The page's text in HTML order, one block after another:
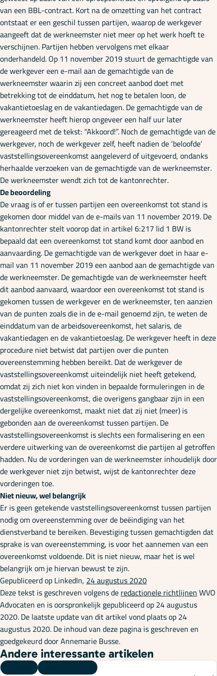
van een BBL-contract. Kort na de omzetting van het contract
ontstaat er een geschil tussen partijen, waarop de werkgever
aangeeft dat de werkneemster niet meer op het werk hoeft te
verschijnen. Partijen hebben vervolgens met elkaar
onderhandeld. Op 11 november 2019 stuurt de gemachtigde van
de werkgever een e-mail aan de gemachtigde van de
werkneemster waarin zij een concreet aanbod doet met
betrekking tot de einddatum, het nog te betalen loon, de
vakantietoeslag en de vakantiedagen. De gemachtigde van de
werkneemster heeft hierop ongeveer een half uur later
gereageerd met de tekst: “Akkoord!”. Noch de gemachtigde van de
werkgever, noch de werkgever zelf, heeft nadien de ‘beloofde’
vaststellingsovereenkomst aangeleverd of uitgevoerd, ondanks
herhaalde verzoeken van de gemachtigde van de werkneemster.
De werkneemster wendt zich tot de kantonrechter.
De beoordeling
De vraag is of er tussen partijen een overeenkomst tot stand is
gekomen door middel van de e-mails van 11 november 2019. De
kantonrechter stelt voorop dat in artikel 6:217 lid 1 BW is
bepaald dat een overeenkomst tot stand komt door aanbod en
aanvaarding. De gemachtigde van de werkgever doet in haar e-
mail van 11 november 2019 een aanbod aan de gemachtigde van
de werkneemster. De gemachtigde van de werkneemster heeft
dit aanbod aanvaard, waardoor een overeenkomst tot stand is
gekomen tussen de werkgever en de werkneemster, ten aanzien
van de punten zoals die in de e-mail genoemd zijn, te weten de
einddatum van de arbeidsovereenkomst, het salaris, de
vakantiedagen en de vakantietoeslag. De werkgever heeft in deze
procedure niet betwist dat partijen over die punten
overeenstemming hebben bereikt. Dat de werkgever de
vaststellingsovereenkomst uiteindelijk niet heeft getekend,
omdat zij zich niet kon vinden in bepaalde formuleringen in de
vaststellingsovereenkomst, die overigens gangbaar zijn in een
dergelijke overeenkomst, maakt niet dat zij niet (meer) is
gebonden aan de overeenkomst tussen partijen. De
vaststellingsovereenkomst is slechts een formalisering en een
verdere uitwerking van de overeenkomst die partijen al getroffen
hadden. Nu de vorderingen van de werkneemster inhoudelijk door
de werkgever niet zijn betwist, wijst de kantonrechter deze
vorderingen toe.
Niet nieuw, wel belangrijk
Er is geen getekende vaststellingsovereenkomst tussen partijen
nodig om overeenstemming over de beëindiging van het
dienstverband te bereiken. Bevestiging tussen gemachtigden dat
sprake is van overeenstemming, is voor het aannemen van een
overeenkomst voldoende. Dit is niet nieuw, maar het is wel
belangrijk om je hiervan bewust te zijn.
Gepubliceerd op LinkedIn,24 augustus 2020
Deze tekst is geschreven volgens deredactionele richtlijnenWVO
Advocaten en is oorspronkelijk gepubliceerd op 24 augustus
2020. De laatste update van dit artikel vond plaats op 24
augustus 2020. De inhoud van deze pagina is geschreven en
goedgekeurd door Annemarie Busse.
Andere interessante artikelen